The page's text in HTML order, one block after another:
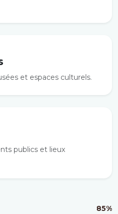
et espaces culturels.
publics et lieux
85%